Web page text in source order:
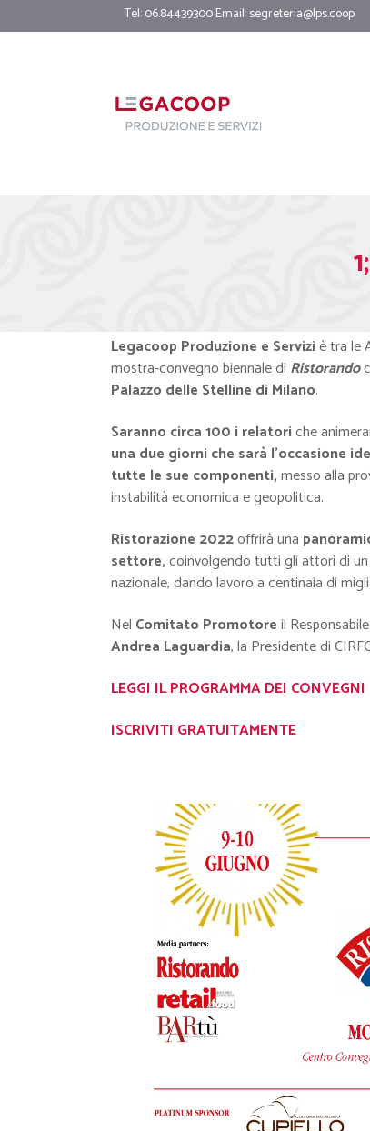
Tel: 06.84439300 Email:segreteria@lps.coop
Legacoop Produzione e Serviziè tra le
mostra-convegno biennale di Ristorando
Palazzo delle Stelline di Milano.
Saranno circa 100 i relatoriche
una due giorni che sarà l’occasione
tutte le sue componenti,messo alla
instabilità economica e geopolitica.
Ristorazione 2022offrirà una
settore,coinvolgendo tutti gli attori di
nazionale, dando lavoro a centinaia di
Nel Comitato Promotoreil
Andrea Laguardia, la Presidente di
LEGGI IL PROGRAMMA DEI CONVEGNI
ISCRIVITI GRATUITAMENTE